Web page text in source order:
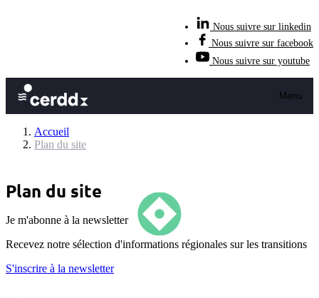
Nous suivre sur linkedin
Nous suivre sur facebook
Nous suivre sur youtube
Menu
Accueil
Plan du site
Plan du site
Je m'abonne à la newsletter
Recevez notre sélection d'informations régionales sur les transitions
S'inscrire à la newsletter